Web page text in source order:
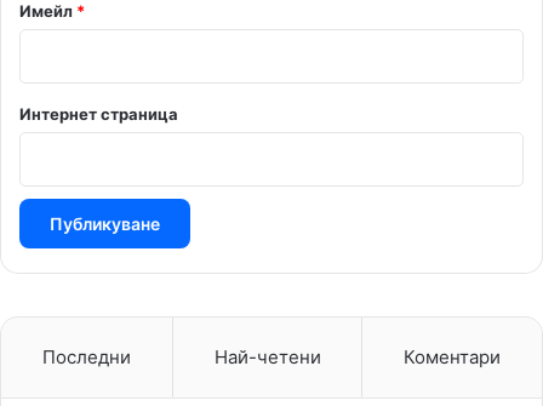
Имейл *
Интернет страница
Последни Най-четени Коментари